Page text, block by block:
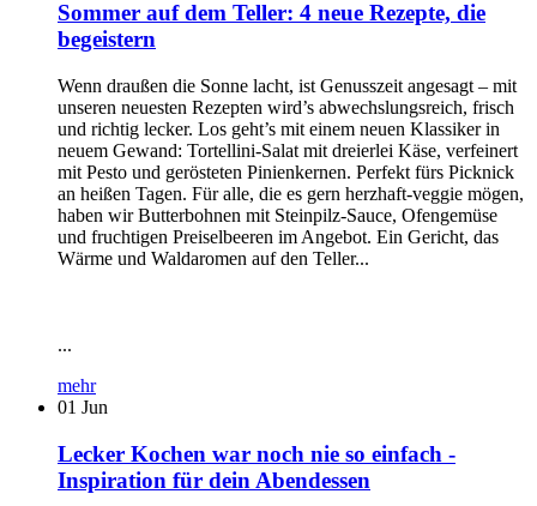
Sommer auf dem Teller: 4 neue Rezepte, die
begeistern
Wenn draußen die Sonne lacht, ist Genusszeit angesagt – mit
unseren neuesten Rezepten wird’s abwechslungsreich, frisch
und richtig lecker. Los geht’s mit einem neuen Klassiker in
neuem Gewand: Tortellini-Salat mit dreierlei Käse, verfeinert
mit Pesto und gerösteten Pinienkernen. Perfekt fürs Picknick
an heißen Tagen. Für alle, die es gern herzhaft-veggie mögen,
haben wir Butterbohnen mit Steinpilz-Sauce, Ofengemüse
und fruchtigen Preiselbeeren im Angebot. Ein Gericht, das
Wärme und Waldaromen auf den Teller...
...
mehr
01 Jun
Lecker Kochen war noch nie so einfach -
Inspiration für dein Abendessen